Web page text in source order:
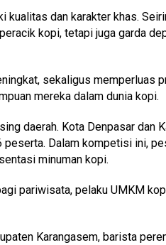
dan karakter khas.
kopi, tetapi juga garda
sekaligus memperluas
mereka dalam dunia kopi.
daerah. Kota Denpasar dan
Dalam kompetisi ini,
minuman kopi.
pariwisata, pelaku UMKM
Karangasem, barista